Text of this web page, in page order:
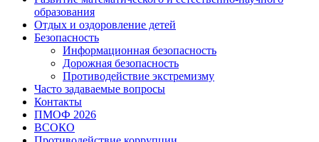
образования
Отдых и оздоровление детей
Безопасность
Информационная безопасность
Дорожная безопасность
Противодействие экстремизму
Часто задаваемые вопросы
Контакты
ПМОФ 2026
ВСОКО